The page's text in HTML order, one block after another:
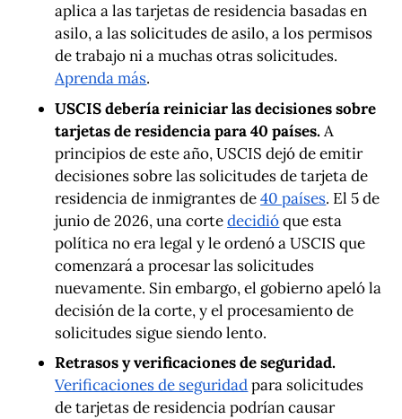
aplica a las tarjetas de residencia basadas en
asilo, a las solicitudes de asilo, a los permisos
de trabajo ni a muchas otras solicitudes.
Aprenda más.
USCIS debería reiniciar las decisiones sobre
tarjetas de residencia para 40 países.A
principios de este año, USCIS dejó de emitir
decisiones sobre las solicitudes de tarjeta de
residencia de inmigrantes de40 países. El 5 de
junio de 2026, una cortedecidióque esta
política no era legal y le ordenó a USCIS que
comenzará a procesar las solicitudes
nuevamente. Sin embargo, el gobierno apeló la
decisión de la corte, y el procesamiento de
solicitudes sigue siendo lento.
Retrasos y verificaciones de seguridad.
Verificaciones de seguridadpara solicitudes
de tarjetas de residencia podrían causar